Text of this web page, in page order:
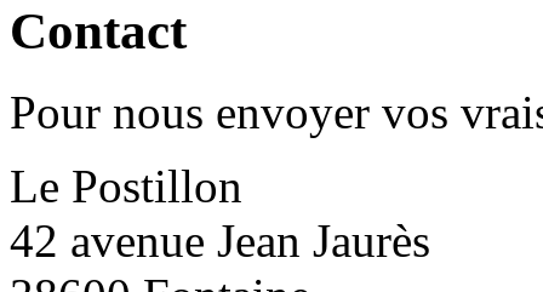
Contact
Pour nous envoyer vos
Le Postillon
42 avenue Jean Jaurès